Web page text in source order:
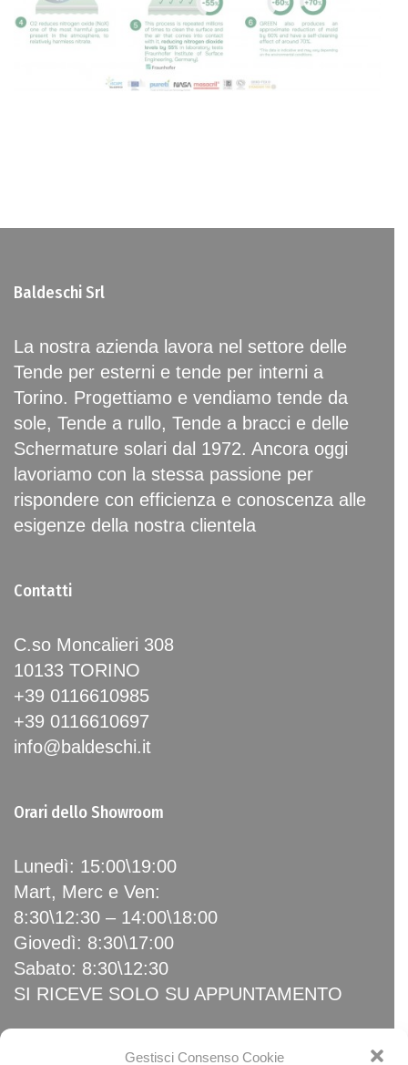
Gestisci Consenso Cookie
Baldeschi Srl
La nostra azienda lavora nel settore delle
Tende per esterni e tende per interni a
Torino. Progettiamo e vendiamo tende da
sole, Tende a rullo, Tende a bracci e delle
Schermature solari dal 1972. Ancora oggi
lavoriamo con la stessa passione per
rispondere con efficienza e conoscenza alle
esigenze della nostra clientela
Contatti
C.so Moncalieri 308
10133 TORINO
+39 0116610985
+39 0116610697
info@baldeschi.it
Orari dello Showroom
Lunedì: 15:00\19:00
Mart, Merc e Ven:
8:30\12:30 – 14:00\18:00
Giovedì: 8:30\17:00
Sabato: 8:30\12:30
SI RICEVE SOLO SU APPUNTAMENTO